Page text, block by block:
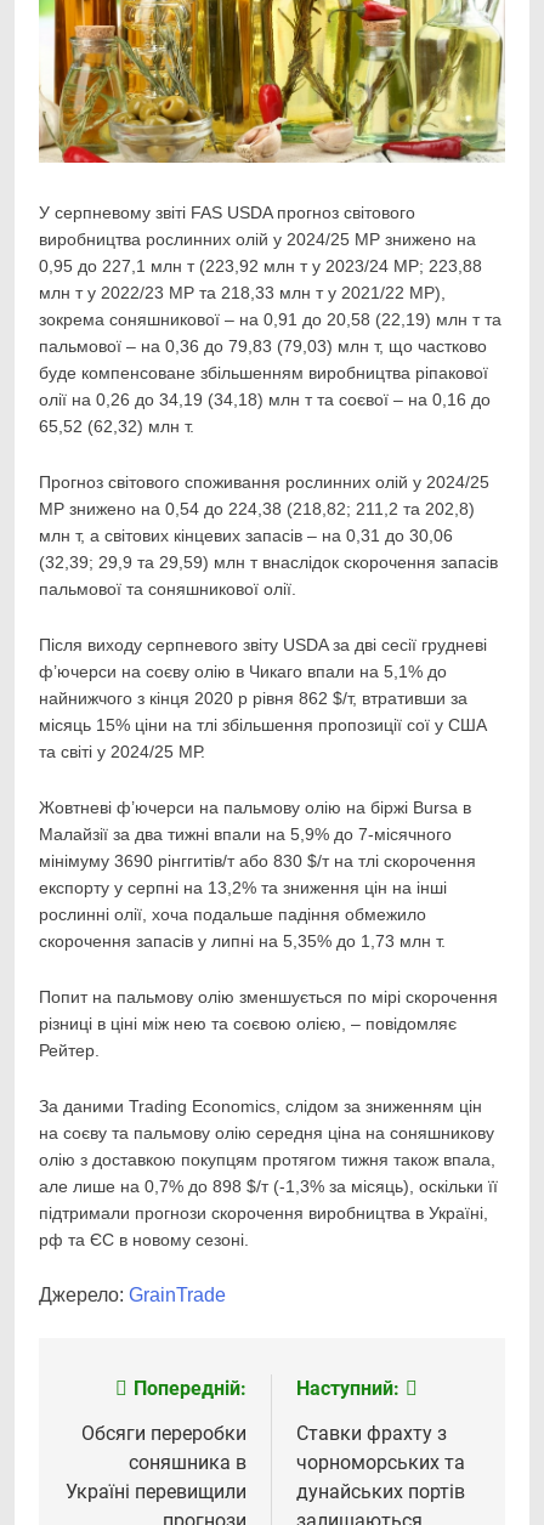
У серпневому звіті FAS USDA прогноз світового
виробництва рослинних олій у 2024/25 МР знижено на
0,95 до 227,1 млн т (223,92 млн т у 2023/24 МР; 223,88
млн т у 2022/23 МР та 218,33 млн т у 2021/22 МР),
зокрема соняшникової – на 0,91 до 20,58 (22,19) млн т та
пальмової – на 0,36 до 79,83 (79,03) млн т, що частково
буде компенсоване збільшенням виробництва ріпакової
олії на 0,26 до 34,19 (34,18) млн т та соєвої – на 0,16 до
65,52 (62,32) млн т.
Прогноз світового споживання рослинних олій у 2024/25
МР знижено на 0,54 до 224,38 (218,82; 211,2 та 202,8)
млн т, а світових кінцевих запасів – на 0,31 до 30,06
(32,39; 29,9 та 29,59) млн т внаслідок скорочення запасів
пальмової та соняшникової олії.
Після виходу серпневого звіту USDA за дві сесії грудневі
ф’ючерси на соєву олію в Чикаго впали на 5,1% до
найнижчого з кінця 2020 р рівня 862 $/т, втративши за
місяць 15% ціни на тлі збільшення пропозиції сої у США
та світі у 2024/25 МР.
Жовтневі ф’ючерси на пальмову олію на біржі Bursa в
Малайзії за два тижні впали на 5,9% до 7-місячного
мінімуму 3690 рінггитів/т або 830 $/т на тлі скорочення
експорту у серпні на 13,2% та зниження цін на інші
рослинні олії, хоча подальше падіння обмежило
скорочення запасів у липні на 5,35% до 1,73 млн т.
Попит на пальмову олію зменшується по мірі скорочення
різниці в ціні між нею та соєвою олією, – повідомляє
Рейтер.
За даними Trading Economics, слідом за зниженням цін
на соєву та пальмову олію середня ціна на соняшникову
олію з доставкою покупцям протягом тижня також впала,
але лише на 0,7% до 898 $/т (-1,3% за місяць), оскільки її
підтримали прогнози скорочення виробництва в Україні,
рф та ЄС в новому сезоні.
Джерело: GrainTrade
Навігація
записів
Попередній:
Обсяги переробки
соняшника в
Україні перевищили
Наступний:
Ставки фрахту з
чорноморських та
дунайських портів